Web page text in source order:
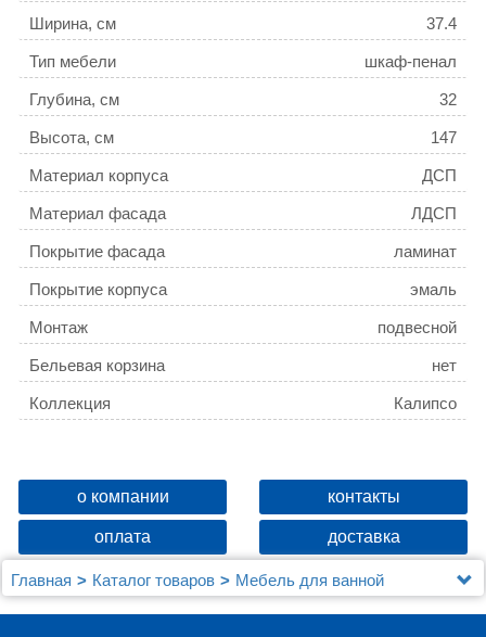
Ширина, см 37.4
Тип мебели шкаф-пенал
Глубина, см 32
Высота, см 147
Материал корпуса ДСП
Материал фасада ЛДСП
Покрытие фасада ламинат
Покрытие корпуса эмаль
Монтаж подвесной
Бельевая корзина нет
Коллекция Калипсо
о компании контакты
оплата доставка
Главная Каталог товаров
Мебель для ванной
Зеркальные шкафы